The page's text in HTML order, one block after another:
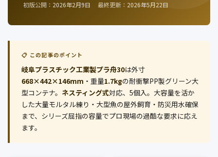
公式ブログ
会社案内
🇺🇸🇰🇷🇹🇼🇻🇳
初版公開： 2026年2月9日 最終更新： 2026年5月22日
📋 この記事のポイント
岐阜プラスチック工業製プラ舟30は外寸
668×442×146mm ・重量1.7kgの耐衝撃PP製グリーン大
型コンテナ。 ネスティング式対応、5個入。大容量を活か
した大量モルタル練り・大型魚の屋外飼育・防災用水確保
まで、シリーズ屈指の容量でプロ現場の過酷な要求に応え
ます。